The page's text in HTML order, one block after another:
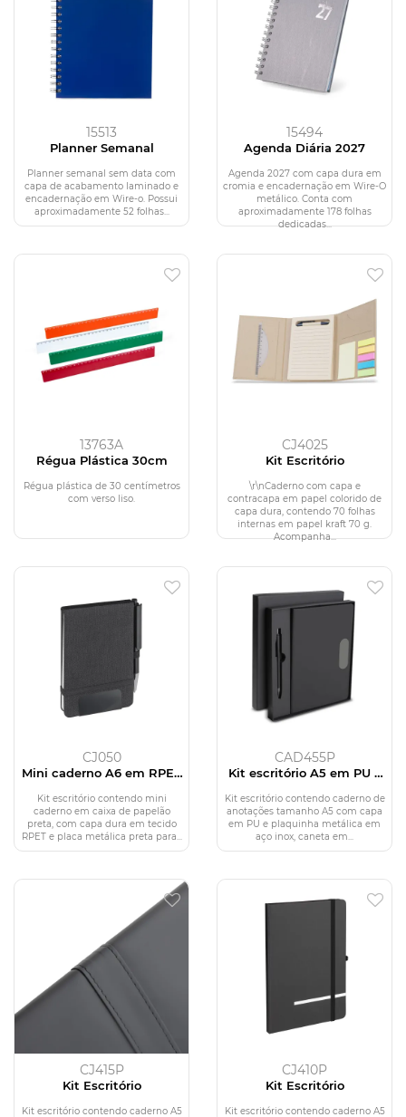
15513
Planner Semanal
Planner semanal sem data com
capa de acabamento laminado e
encadernação em Wire-o. Possui
aproximadamente 52 folhas...
15494
Agenda Diária 2027
Agenda 2027 com capa dura em
cromia e encadernação em Wire-O
metálico. Conta com
aproximadamente 178 folhas
dedicadas...
13763A
Régua Plástica 30cm
Régua plástica de 30 centímetros
com verso liso.
CJ4025
Kit Escritório
\r\nCaderno com capa e
contracapa em papel colorido de
capa dura, contendo 70 folhas
internas em papel kraft 70 g.
Acompanha...
CJ050
Mini caderno A6 em RPET
Kit escritório contendo mini
caderno em caixa de papelão
preta, com capa dura em tecido
RPET e placa metálica preta para...
CAD455P
Kit escritório A5 em PU e
Kit escritório contendo caderno de
anotações tamanho A5 com capa
em PU e plaquinha metálica em
aço inox, caneta em...
CJ415P
Kit Escritório
Kit escritório contendo caderno A5
CJ410P
Kit Escritório
Kit escritório contendo caderno A5